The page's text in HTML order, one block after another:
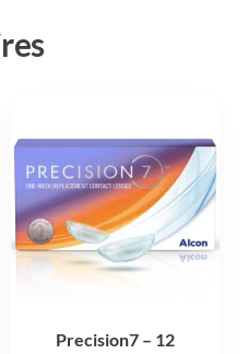
Precision7 – 12
plusieurs
variations.
Les
options
choisies